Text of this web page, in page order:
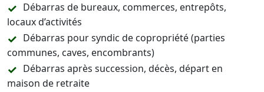
Débarras de bureaux, commerces, entrepôts,
locaux d’activités
Débarras pour syndic de copropriété (parties
communes, caves, encombrants)
Débarras après succession, décès, départ en
maison de retraite